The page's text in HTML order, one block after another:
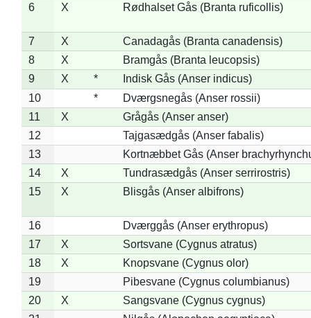
6
X Rødhalset Gås (Branta ruficollis)
7 X
Canadagås (Branta canadensis)
8
X
Bramgås (Branta leucopsis)
9
X *
Indisk Gås (Anser indicus)
10
*
Dværgsnegås (Anser rossii)
11
X
Grågås (Anser anser)
12
Tajgasædgås (Anser fabalis)
13
Kortnæbbet Gås (Anser
14
X
Tundrasædgås (Anser serrirostris)
15
X Blisgås (Anser albifrons)
16
Dværggås (Anser erythropus)
17
X
Sortsvane (Cygnus atratus)
18
X
Knopsvane (Cygnus olor)
19
Pibesvane (Cygnus columbianus)
20
X
Sangsvane (Cygnus cygnus)